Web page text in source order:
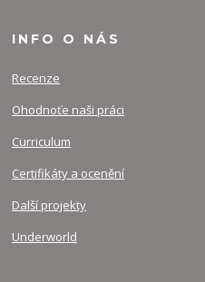
INFO O NÁS
Recenze
Ohodnoťe naši práci
Curriculum
Certifikáty a ocenění
Další projekty
Underworld